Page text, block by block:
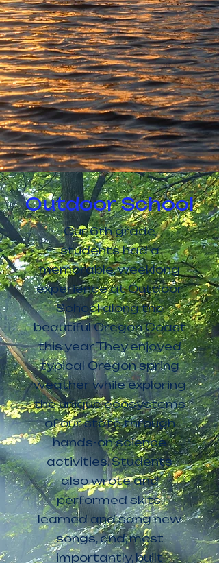
Outdoor School
Our 6th grade
students had a
memorable, weeklong
experience at Outdoor
School along the
beautiful Oregon Coast
this year. They enjoyed
typical Oregon spring
weather while exploring
the unique ecosystems
of our state through
hands-on science
activities. Students
also wrote and
performed skits,
learned and sang new
songs, and, most
importantly, built